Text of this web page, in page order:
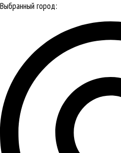
Выбранный город: